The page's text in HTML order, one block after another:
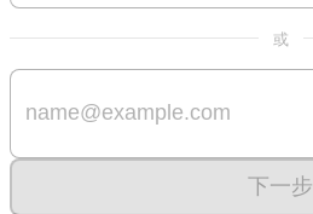
或
下一步